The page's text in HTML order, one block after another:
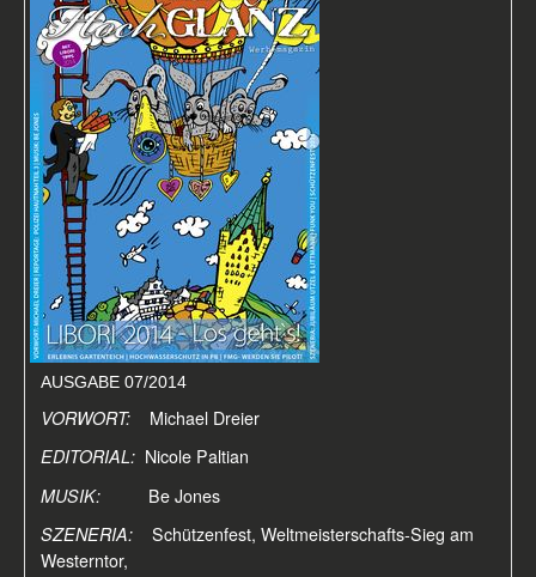
AUSGABE 07/2014
VORWORT:
Michael Dreier
EDITORIAL: Nicole Paltian
MUSIK: Be Jones
SZENERIA: Schützenfest, Weltmeisterschafts-Sieg am
Westerntor,